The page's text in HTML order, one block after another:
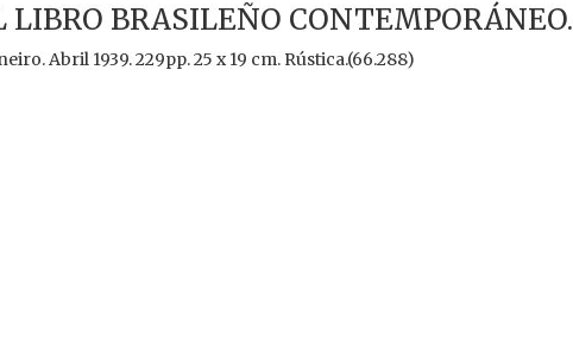
LIBRO BRASILEÑO CONTEMPORÁNEO.
Abril 1939. 229pp. 25 x 19 cm. Rústica.(66.288)